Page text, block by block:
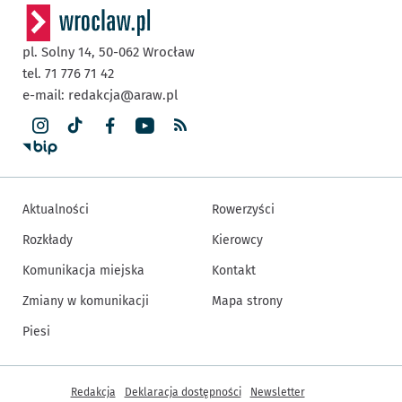
pl. Solny 14, 50-062 Wrocław
tel. 71 776 71 42
e-mail: redakcja@araw.pl
Aktualności
Rozkłady
Komunikacja miejska
Zmiany w komunikacji
Piesi
Rowerzyści
Kierowcy
Kontakt
Mapa strony
Inne informacje
Redakcja Deklaracja dostępności Newsletter